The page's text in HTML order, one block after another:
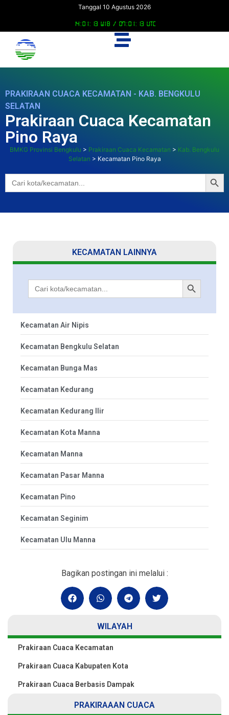
Tanggal 10 Agustus 2026
14:01:13 WIB / 07:01:13 UTC
PRAKIRAAN CUACA KECAMATAN - KAB. BENGKULU
SELATAN
Prakiraan Cuaca Kecamatan
Pino Raya
BMKG Provinsi Bengkulu > Prakiraan Cuaca Kecamatan > Kab. Bengkulu
Selatan > Kecamatan Pino Raya
Search
for:
KECAMATAN LAINNYA
Search
for:
Search
Kecamatan Air Nipis
Kecamatan Bengkulu Selatan
Kecamatan Bunga Mas
Kecamatan Kedurang
Kecamatan Kedurang Ilir
Kecamatan Kota Manna
Kecamatan Manna
Kecamatan Pasar Manna
Kecamatan Pino
Kecamatan Seginim
Kecamatan Ulu Manna
Bagikan postingan ini melalui :
WILAYAH
Prakiraan Cuaca Kecamatan
Prakiraan Cuaca Kabupaten Kota
Prakiraan Cuaca Berbasis Dampak
PRAKIRAAAN CUACA